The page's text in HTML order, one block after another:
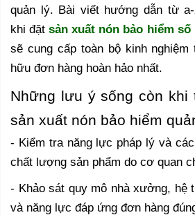
quản lý. Bài viết hướng dẫn từ
khi đặtsản xuất nón bảo hiểm
sẽ cung cấp toàn bộ kinh
hữu đơn hàng hoàn hảo nhất.
Những lưu ý sống còn khi
sản xuất nón bảo hiểm
- Kiểm tra năng lực pháp lý và
chất lượng sản phẩm do cơ quan
- Khảo sát quy mô nhà xưởng, hệ
và năng lực đáp ứng đơn hàng